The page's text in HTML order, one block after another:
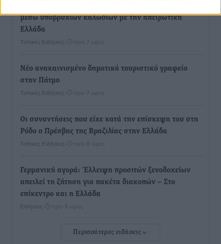
μέσω υποβρύχιων καλωδίων με την ηπειρωτική
Ελλάδα
Τοπικές Ειδήσεις πριν 7 ώρες
Νέο ανακαινισμένο δημοτικό τουριστικό γραφείο
στην Πάτμο
Τοπικές Ειδήσεις πριν 7 ώρες
Οι συναντήσεις που είχε κατά την επίσκεψη του στη
Ρόδο ο Πρέσβης της Βραζιλίας στην Ελλάδα
Τοπικές Ειδήσεις πριν 8 ώρες
Γερμανική αγορά: Έλλειψη προσιτών ξενοδοχείων
απειλεί τη ζήτηση για πακέτα διακοπών – Στο
επίκεντρο και η Ελλάδα
Ειδήσεις πριν 8 ώρες
Νέο ξενοδοχείο στη Ρόδο για την H Hotels –
Περισσότερες ειδήσεις